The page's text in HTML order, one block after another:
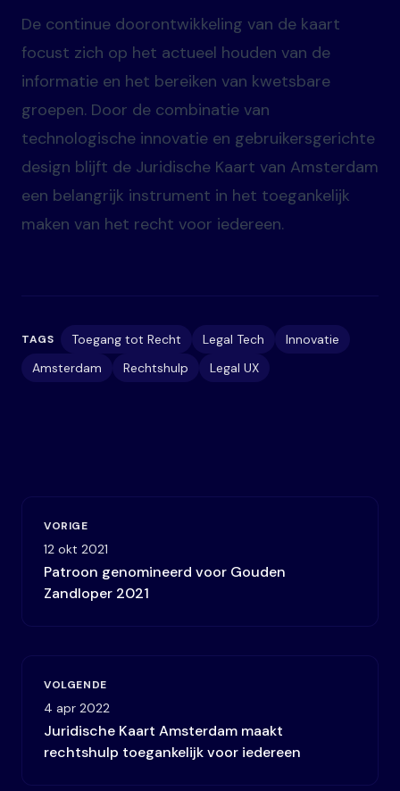
De continue doorontwikkeling van de kaart
focust zich op het actueel houden van de
informatie en het bereiken van kwetsbare
groepen. Door de combinatie van
technologische innovatie en gebruikersgerichte
design blijft de Juridische Kaart van Amsterdam
een belangrijk instrument in het toegankelijk
maken van het recht voor iedereen.
TAGS Toegang tot Recht Legal Tech
Innovatie
Amsterdam
Rechtshulp Legal UX
VORIGE
12 okt 2021
Patroon genomineerd voor Gouden
Zandloper 2021
VOLGENDE
4 apr 2022
Juridische Kaart Amsterdam maakt
rechtshulp toegankelijk voor iedereen